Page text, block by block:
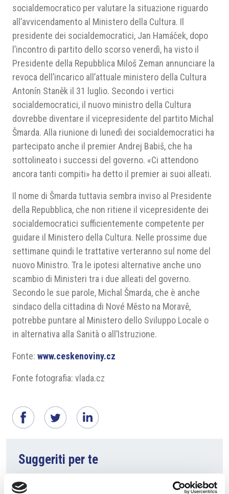
socialdemocratico per valutare la situazione riguardo
all’avvicendamento al Ministero della Cultura. Il
presidente dei socialdemocratici, Jan Hamáček, dopo
l’incontro di partito dello scorso venerdì, ha visto il
Presidente della Repubblica Miloš Zeman annunciare la
revoca dell’incarico all’attuale ministero della Cultura
Antonín Staněk il 31 luglio. Secondo i vertici
socialdemocratici, il nuovo ministro della Cultura
dovrebbe diventare il vicepresidente del partito Michal
Šmarda. Alla riunione di lunedì dei socialdemocratici ha
partecipato anche il premier Andrej Babiš, che ha
sottolineato i successi del governo. «Ci attendono
ancora tanti compiti» ha detto il premier ai suoi alleati.
Il nome di Šmarda tuttavia sembra inviso al Presidente
della Repubblica, che non ritiene il vicepresidente dei
socialdemocratici sufficientemente competente per
guidare il Ministero della Cultura. Nelle prossime due
settimane quindi le trattative verteranno sul nome del
nuovo Ministro. Tra le ipotesi alternative anche uno
scambio di Ministeri tra i due alleati del governo.
Secondo le sue parole, Michal Šmarda, che è anche
sindaco della cittadina di Nové Město na Moravě,
potrebbe puntare al Ministero dello Sviluppo Locale o
in alternativa alla Sanità o all’Istruzione.
Fonte: www.ceskenoviny.cz
Fonte fotografia: vlada.cz
Suggeriti per te